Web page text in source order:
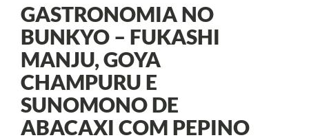
GASTRONOMIA NO
BUNKYO – FUKASHI
MANJU, GOYA
CHAMPURU E
SUNOMONO DE
ABACAXI COM PEPINO